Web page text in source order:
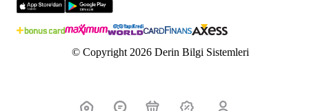
© Copyright 2026 Derin Bilgi Sistemleri